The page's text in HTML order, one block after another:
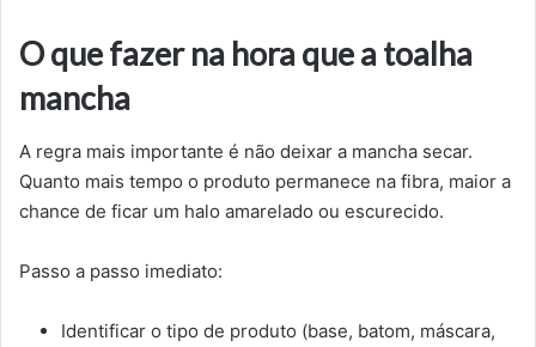
O que fazer na hora que a toalha
mancha
A regra mais importante é não deixar a mancha secar.
Quanto mais tempo o produto permanece na fibra, maior a
chance de ficar um halo amarelado ou escurecido.
Passo a passo imediato:
Identificar o tipo de produto (base, batom, máscara,